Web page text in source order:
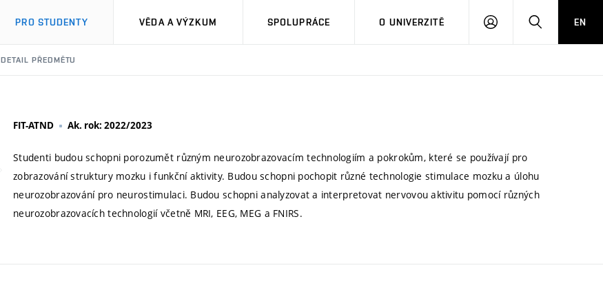
PRO STUDENTY VĚDA A VÝZKUM SPOLUPRÁCE O UNIVERZITĚ
PŘIHLÁSIT HLEDATEN
DETAIL PŘEDMĚTU
FIT-ATND Ak. rok: 2022/2023
Studenti budou schopni porozumět různým neurozobrazovacím technologiím a pokrokům, které se používají pro
zobrazování struktury mozku i funkční aktivity. Budou schopni pochopit různé technologie stimulace mozku a úlohu
neurozobrazování pro neurostimulaci. Budou schopni analyzovat a interpretovat nervovou aktivitu pomocí různých
neurozobrazovacích technologií včetně MRI, EEG, MEG a FNIRS.